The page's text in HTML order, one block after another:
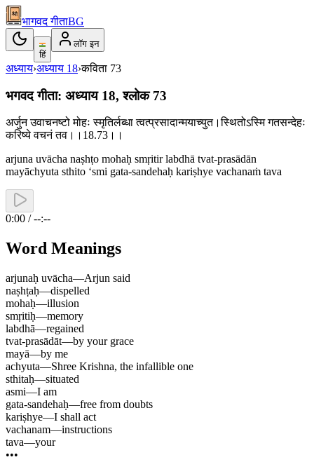
भागवद गीताBG
हिं
लॉग इन
अध्याय›अध्याय 18›कविता 73
भगवद गीता: अध्याय 18, श्लोक 73
अर्जुन उवाचनष्टो मोहः स्मृतिर्लब्धा त्वत्प्रसादान्मयाच्युत।स्थितोऽस्मि गतसन्देहः
करिष्ये वचनं तव।।18.73।।
arjuna uvācha naṣhṭo mohaḥ smṛitir labdhā tvat-prasādān
mayāchyuta sthito ‘smi gata-sandehaḥ kariṣhye vachanaṁ tava
0:00 / --:--
Word Meanings
arjunaḥ uvācha—Arjun said
naṣhṭaḥ—dispelled
mohaḥ—illusion
smṛitiḥ—memory
labdhā—regained
tvat-prasādāt—by your grace
mayā—by me
achyuta—Shree Krishna, the infallible one
sthitaḥ—situated
asmi—I am
gata-sandehaḥ—free from doubts
kariṣhye—I shall act
vachanam—instructions
tava—your
•••